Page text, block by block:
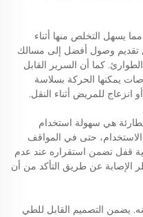
يسهل التخلص منها أثناء
تقديم وصول أفضل إلى مسالك
كما أن السرير القابل
يمكنها الحركة بسلاسة
للمريض أثناء النقل.
هي سهولة استخدام
حتى في المواقف
قفل تضمن استقراره عند عدم
الإصابة عن طريق التأكد من أن
يضمن التصميم القابل للطي